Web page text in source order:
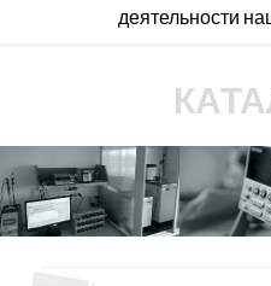
деятельности